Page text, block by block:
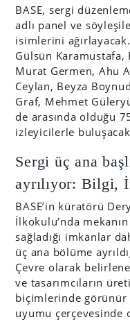
BASE, sergi
adlı panel ve
isimlerini
Gülsün Karamustafa,
Murat Germen, Ahu
Ceylan, Beyza
Graf, Mehmet
de arasında olduğu
izleyicilerle
Sergi üç ana
ayrılıyor: Bilgi,
BASE’in küratörü
İlkokulu’nda
sağladığı imkanlar
üç ana bölüme
Çevre olarak
ve tasarımcıların
biçimlerinde görünür
uyumu çerçevesinde